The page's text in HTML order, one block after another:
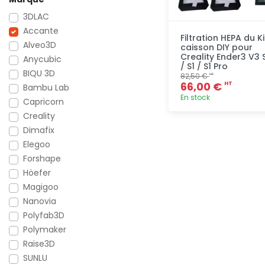
3DLAC
Accante
Alveo3D
Anycubic
BIQU 3D
Bambu Lab
Capricorn
Creality
Dimafix
Elegoo
Forshape
Höefer
Magigoo
Nanovia
Polyfab3D
Polymaker
Raise3D
SUNLU
Filtration HEPA du
caisson DIY pour
Creality Ender3 V3
/ S1 / S1 Pro
82,50 €HT
66,00 € HT
En stock